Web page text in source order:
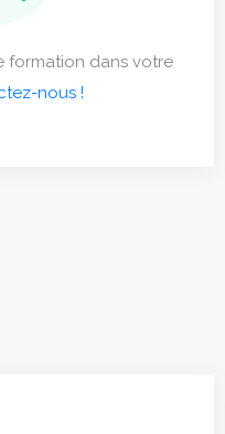
formation dans votre
nous !